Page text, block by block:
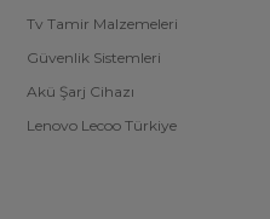
Tv Tamir Malzemeleri
Güvenlik Sistemleri
Akü Şarj Cihazı
Lenovo Lecoo Türkiye